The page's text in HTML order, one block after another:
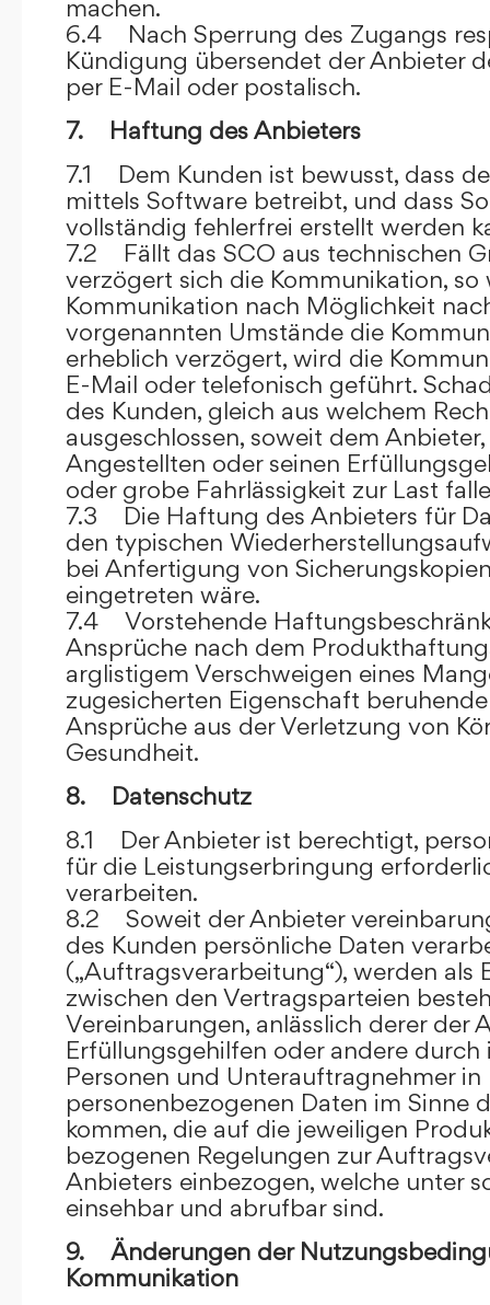
machen.
6.4 Nach Sperrung des Zugangs
Kündigung übersendet der Anbieter
per E-Mail oder postalisch.
7. Haftung des Anbieters
7.1 Dem Kunden ist bewusst, dass
mittels Software betreibt, und dass
vollständig fehlerfrei erstellt werden
7.2 Fällt das SCO aus technischen
verzögert sich die Kommunikation, so
Kommunikation nach Möglichkeit
vorgenannten Umstände die
erheblich verzögert, wird die
E-Mail oder telefonisch geführt.
des Kunden, gleich aus welchem
ausgeschlossen, soweit dem
Angestellten oder seinen
oder grobe Fahrlässigkeit zur Last
7.3 Die Haftung des Anbieters für
den typischen
bei Anfertigung von
eingetreten wäre.
7.4 Vorstehende
Ansprüche nach dem
arglistigem Verschweigen eines
zugesicherten Eigenschaft
Ansprüche aus der Verletzung von
Gesundheit.
8. Datenschutz
8.1 Der Anbieter ist berechtigt,
für die Leistungserbringung
verarbeiten.
8.2 Soweit der Anbieter
des Kunden persönliche Daten
(„Auftragsverarbeitung“), werden als
zwischen den Vertragsparteien
Vereinbarungen, anlässlich derer der
Erfüllungsgehilfen oder andere
Personen und Unterauftragnehmer
personenbezogenen Daten im Sinne
kommen, die auf die jeweiligen
bezogenen Regelungen zur
Anbieters einbezogen, welche unter
einsehbar und abrufbar sind.
9. Änderungen der
Kommunikation